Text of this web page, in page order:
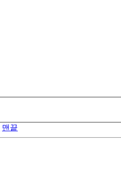
맨끝